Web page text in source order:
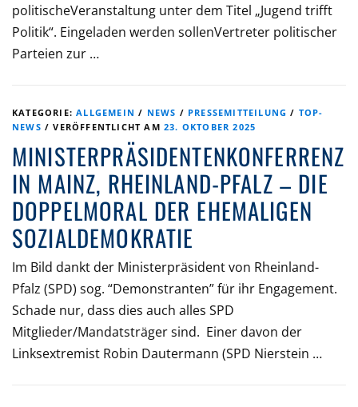
politischeVeranstaltung unter dem Titel „Jugend trifft
Politik“. Eingeladen werden sollenVertreter politischer
Parteien zur …
KATEGORIE:ALLGEMEIN / NEWS / PRESSEMITTEILUNG / TOP-
NEWS /VERÖFFENTLICHT AM23. OKTOBER 2025
MINISTERPRÄSIDENTENKONFERRENZ
IN MAINZ, RHEINLAND-PFALZ – DIE
DOPPELMORAL DER EHEMALIGEN
SOZIALDEMOKRATIE
Im Bild dankt der Ministerpräsident von Rheinland-
Pfalz (SPD) sog. “Demonstranten” für ihr Engagement.
Schade nur, dass dies auch alles SPD
Mitglieder/Mandatsträger sind. Einer davon der
Linksextremist Robin Dautermann (SPD Nierstein …